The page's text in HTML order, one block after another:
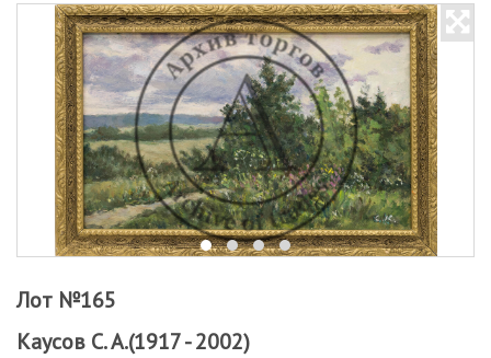
Лот №165
Каусов С. А.(1917 - 2002)